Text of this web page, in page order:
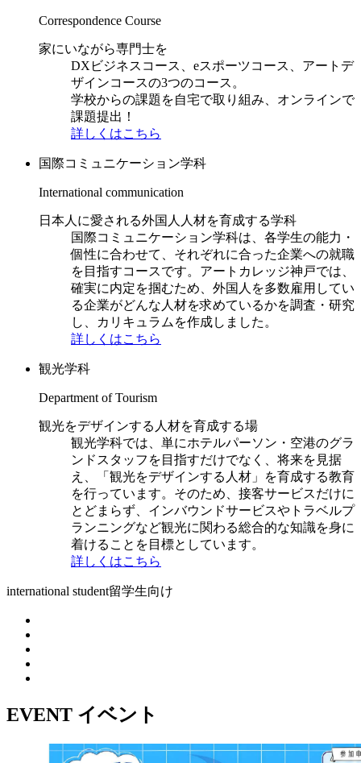
Correspondence Course
家にいながら専門士を
DXビジネスコース、eスポーツコース、アートデ
ザインコースの3つのコース。
学校からの課題を自宅で取り組み、オンラインで
課題提出！
詳しくはこちら
国際コミュニケーション学科
International communication
日本人に愛される外国人人材を育成する学科
国際コミュニケーション学科は、各学生の能力・
個性に合わせて、それぞれに合った企業への就職
を目指すコースです。アートカレッジ神戸では、
確実に内定を掴むため、外国人を多数雇用してい
る企業がどんな人材を求めているかを調査・研究
し、カリキュラムを作成しました。
詳しくはこちら
観光学科
Department of Tourism
観光をデザインする人材を育成する場
観光学科では、単にホテルパーソン・空港のグラ
ンドスタッフを目指すだけでなく、将来を見据
え、「観光をデザインする人材」を育成する教育
を行っています。そのため、接客サービスだけに
とどまらず、インバウンドサービスやトラベルプ
ランニングなど観光に関わる総合的な知識を身に
着けることを目標としています。
詳しくはこちら
international student留学生向け
EVENT イベント